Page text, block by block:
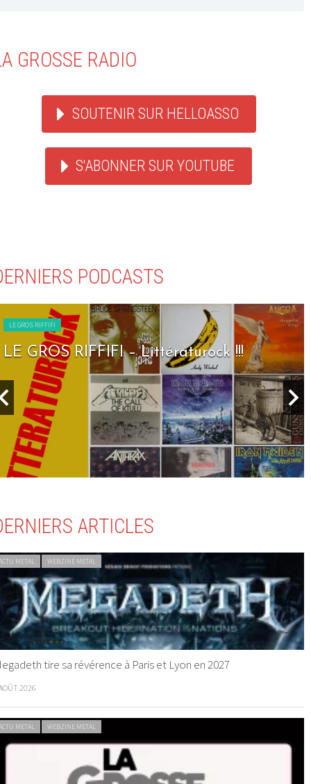
GROSSE RADIO
SOUTENIR SUR HELLOASSO
S'ABONNER SUR YOUTUBE
PODCASTS
LE GROS RIFFIFI
LE GROS RIFFIFI – Littératurock !!!
ARTICLES
METAL WEBZINE METAL
tire sa révérence à Paris et Lyon en 2027
2026
METAL WEBZINE METAL